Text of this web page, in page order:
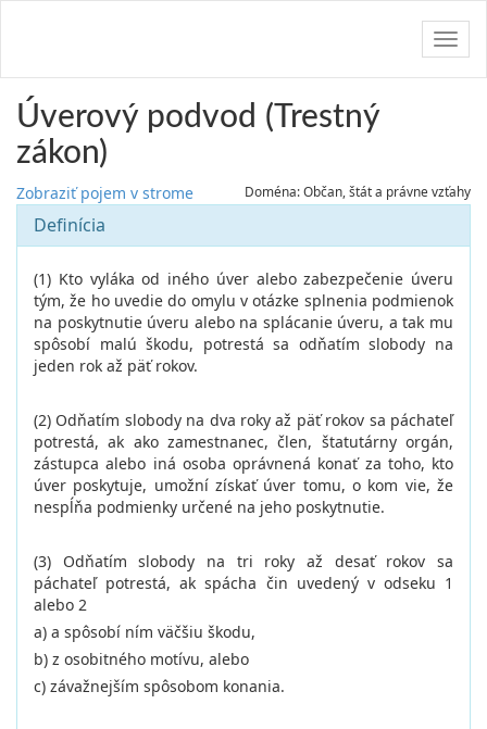
Úverový podvod (Trestný
zákon)
Zobraziť pojem v strome Doména: Občan, štát a právne vzťahy
Definícia
(1) Kto vyláka od iného úver alebo zabezpečenie úveru
tým, že ho uvedie do omylu v otázke splnenia podmienok
na poskytnutie úveru alebo na splácanie úveru, a tak mu
spôsobí malú škodu, potrestá sa odňatím slobody na
jeden rok až päť rokov.
(2) Odňatím slobody na dva roky až päť rokov sa páchateľ
potrestá, ak ako zamestnanec, člen, štatutárny orgán,
zástupca alebo iná osoba oprávnená konať za toho, kto
úver poskytuje, umožní získať úver tomu, o kom vie, že
nespĺňa podmienky určené na jeho poskytnutie.
(3) Odňatím slobody na tri roky až desať rokov sa
páchateľ potrestá, ak spácha čin uvedený v odseku 1
alebo 2
a) a spôsobí ním väčšiu škodu,
b) z osobitného motívu, alebo
c) závažnejším spôsobom konania.